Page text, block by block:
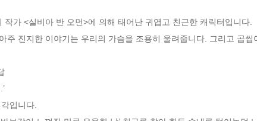
작가 <실비아 반 오먼>에 의해 태어난 귀엽고 친근한 캐릭터입니다.
주 진지한 이야기는 우리의 가슴을 조용히 울려줍니다. 그리고 곱씹
입니다.